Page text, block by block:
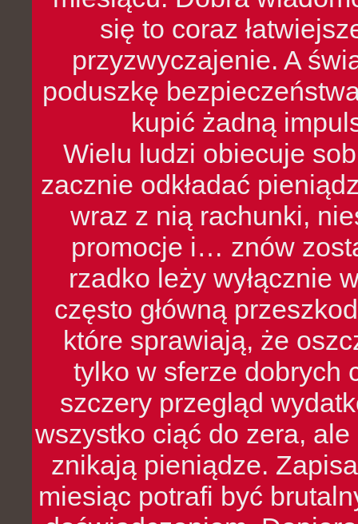
się to coraz
przyzwyczajenie. A
poduszkę
kupić żadną
Wielu ludzi obiecuje
zacznie odkładać
wraz z nią rachunki,
promocje i… znów
rzadko leży wyłącznie
często główną
które sprawiają, że
tylko w sferze dobrych
szczery przegląd
wszystko ciąć do zera,
znikają pieniądze.
miesiąc potrafi być